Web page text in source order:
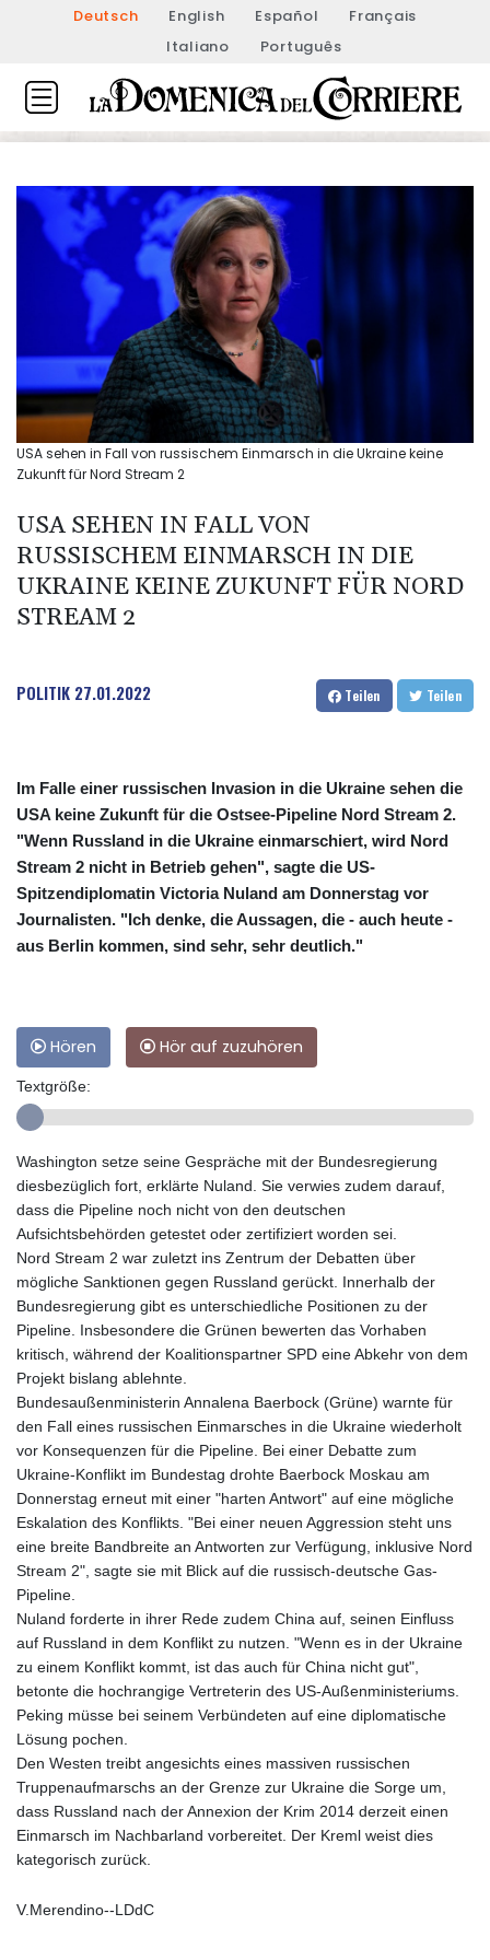
Deutsch English Español
Français
Italiano
Português
USA sehen in Fall von russischem Einmarsch in die Ukraine keine
Zukunft für Nord Stream 2
USA SEHEN IN FALL VON
RUSSISCHEM EINMARSCH IN DIE
UKRAINE KEINE ZUKUNFT FÜR NORD
STREAM 2
POLITIK 27.01.2022 Teilen Teilen
Im Falle einer russischen Invasion in die Ukraine sehen die
USA keine Zukunft für die Ostsee-Pipeline Nord Stream 2.
"Wenn Russland in die Ukraine einmarschiert, wird Nord
Stream 2 nicht in Betrieb gehen", sagte die US-
Spitzendiplomatin Victoria Nuland am Donnerstag vor
Journalisten. "Ich denke, die Aussagen, die - auch heute -
aus Berlin kommen, sind sehr, sehr deutlich."
Hören Hör auf zuzuhören
Textgröße:
Washington setze seine Gespräche mit der Bundesregierung
diesbezüglich fort, erklärte Nuland. Sie verwies zudem darauf,
dass die Pipeline noch nicht von den deutschen
Aufsichtsbehörden getestet oder zertifiziert worden sei.
Nord Stream 2 war zuletzt ins Zentrum der Debatten über
mögliche Sanktionen gegen Russland gerückt. Innerhalb der
Bundesregierung gibt es unterschiedliche Positionen zu der
Pipeline. Insbesondere die Grünen bewerten das Vorhaben
kritisch, während der Koalitionspartner SPD eine Abkehr von dem
Projekt bislang ablehnte.
Bundesaußenministerin Annalena Baerbock (Grüne) warnte für
den Fall eines russischen Einmarsches in die Ukraine wiederholt
vor Konsequenzen für die Pipeline. Bei einer Debatte zum
Ukraine-Konflikt im Bundestag drohte Baerbock Moskau am
Donnerstag erneut mit einer "harten Antwort" auf eine mögliche
Eskalation des Konflikts. "Bei einer neuen Aggression steht uns
eine breite Bandbreite an Antworten zur Verfügung, inklusive Nord
Stream 2", sagte sie mit Blick auf die russisch-deutsche Gas-
Pipeline.
Nuland forderte in ihrer Rede zudem China auf, seinen Einfluss
auf Russland in dem Konflikt zu nutzen. "Wenn es in der Ukraine
zu einem Konflikt kommt, ist das auch für China nicht gut",
betonte die hochrangige Vertreterin des US-Außenministeriums.
Peking müsse bei seinem Verbündeten auf eine diplomatische
Lösung pochen.
Den Westen treibt angesichts eines massiven russischen
Truppenaufmarschs an der Grenze zur Ukraine die Sorge um,
dass Russland nach der Annexion der Krim 2014 derzeit einen
Einmarsch im Nachbarland vorbereitet. Der Kreml weist dies
kategorisch zurück.
V.Merendino--LDdC